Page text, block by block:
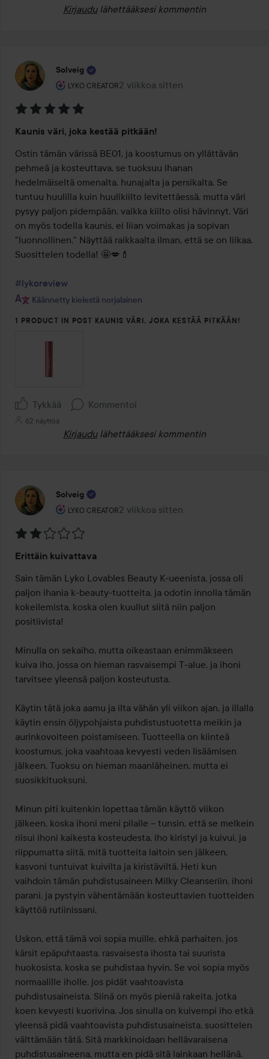
Kirjaudu lähettääksesi kommentin
Solveig
LYKO CREATOR
Käyttäjän rooli: Lyko Creator.
2 viikkoa sitten
Viesti luotiin 2 viikkoa sitten
5
/
5
Kaunis väri, joka kestää pitkään!
Ostin tämän värissä BE01, ja koostumus on yllättävän
pehmeä ja kosteuttava, se tuoksuu ihanan
hedelmäiseltä omenalta, hunajalta ja persikalta. Se
tuntuu huulilla kuin huulikiilto levitettäessä, mutta väri
pysyy paljon pidempään, vaikka kiilto olisi hävinnyt. Väri
on myös todella kaunis, ei liian voimakas ja sopivan
"luonnollinen." Näyttää raikkaalta ilman, että se on liikaa.
Suosittelen todella! 🤩💋💄
#lykoreview
Käännetty kielestä norjalainen
1 PRODUCT IN POST KAUNIS VÄRI, JOKA KESTÄÄ PITKÄÄN!
Tykkää Kommentoi
62 näyttöä
Kirjaudu lähettääksesi kommentin
Solveig
LYKO CREATOR
Käyttäjän rooli: Lyko Creator.
2 viikkoa sitten
Viesti luotiin 2 viikkoa sitten
2
/
5
Erittäin kuivattava
Sain tämän Lyko Lovables Beauty K-ueenista, jossa oli
paljon ihania k-beauty-tuotteita, ja odotin innolla tämän
kokeilemista, koska olen kuullut siitä niin paljon
positiivista!
Minulla on sekaiho, mutta oikeastaan enimmäkseen
kuiva iho, jossa on hieman rasvaisempi T-alue, ja ihoni
tarvitsee yleensä paljon kosteutusta.
Käytin tätä joka aamu ja ilta vähän yli viikon ajan, ja illalla
käytin ensin öljypohjaista puhdistustuotetta meikin ja
aurinkovoiteen poistamiseen. Tuotteella on kiinteä
koostumus, joka vaahtoaa kevyesti veden lisäämisen
jälkeen. Tuoksu on hieman maanläheinen, mutta ei
suosikkituoksuni.
Minun piti kuitenkin lopettaa tämän käyttö viikon
jälkeen, koska ihoni meni pilalle – tunsin, että se melkein
riisui ihoni kaikesta kosteudesta, iho kiristyi ja kuivui, ja
riippumatta siitä, mitä tuotteita laitoin sen jälkeen,
kasvoni tuntuivat kuivilta ja kiristäviltä. Heti kun
vaihdoin tämän puhdistusaineen Milky Cleanseriin, ihoni
parani, ja pystyin vähentämään kosteuttavien tuotteiden
käyttöä rutiinissani.
Uskon, että tämä voi sopia muille, ehkä parhaiten, jos
kärsit epäpuhtaasta, rasvaisesta ihosta tai suurista
huokosista, koska se puhdistaa hyvin. Se voi sopia myös
normaalille iholle, jos pidät vaahtoavista
puhdistusaineista. Siinä on myös pieniä rakeita, jotka
koen kevyesti kuorivina. Jos sinulla on kuivempi iho etkä
yleensä pidä vaahtoavista puhdistusaineista, suosittelen
välttämään tätä. Sitä markkinoidaan hellävaraisena
puhdistusaineena, mutta en pidä sitä lainkaan hellänä.